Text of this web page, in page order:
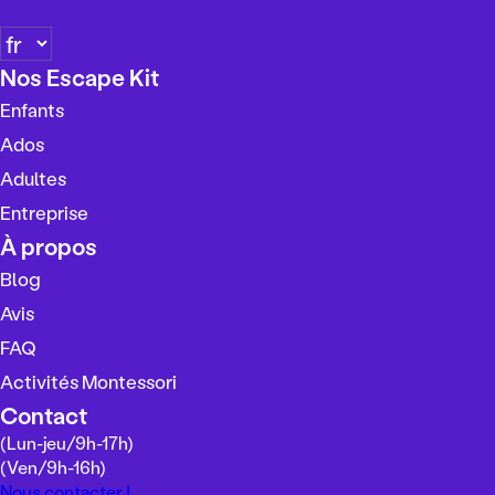
C
h
o
i
s
r
u
n
l
a
n
u
e
Nos Escape Kit
Enfants
Ados
Adultes
Entreprise
À propos
Blog
Avis
FAQ
Activités Montessori
Contact
(Lun-jeu/9h-17h)
(Ven/9h-16h)